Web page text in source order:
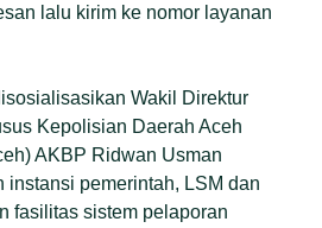
lalu kirim ke nomor layanan
Wakil Direktur
Kepolisian Daerah Aceh
AKBP Ridwan Usman
instansi pemerintah, LSM dan
fasilitas sistem pelaporan